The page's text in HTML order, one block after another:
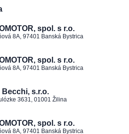
spol. s r.o.
8A, 97401 Banská Bystrica
spol. s r.o.
8A, 97401 Banská Bystrica
s.r.o.
3631, 01001 Žilina
spol. s r.o.
8A, 97401 Banská Bystrica